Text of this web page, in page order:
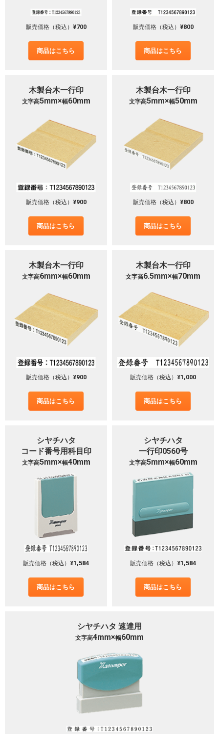
販売価格（税込） ¥700
商品はこちら
販売価格（税込） ¥800
商品はこちら
木製台木一行印
文字高5mm×幅60mm
販売価格（税込） ¥900
商品はこちら
木製台木一行印
文字高5mm×幅50mm
販売価格（税込） ¥800
商品はこちら
木製台木一行印
文字高6mm×幅60mm
販売価格（税込） ¥900
商品はこちら
木製台木一行印
文字高6.5mm×幅70mm
販売価格（税込） ¥1,000
商品はこちら
シヤチハタ
コード番号用科目印
文字高5mm×幅40mm
販売価格（税込） ¥1,584
商品はこちら
シヤチハタ
一行印0560号
文字高5mm×幅60mm
販売価格（税込） ¥1,584
商品はこちら
シヤチハタ 速達用
文字高4mm×幅60mm